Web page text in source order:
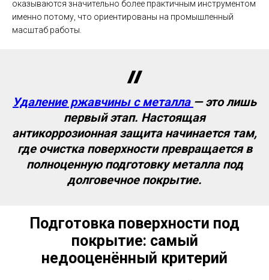
оказываются значительно более практичным инструментом
именно потому, что ориентированы на промышленный
масштаб работы.
Удаление ржавчины с металла — это лишь
первый этап. Настоящая
антикоррозионная защита начинается там,
где очистка поверхности превращается в
полноценную подготовку металла под
долговечное покрытие.
Подготовка поверхности под
покрытие: самый
недооценённый критерий